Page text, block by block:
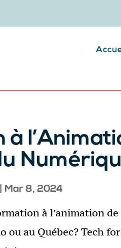
à
Mar 8, 2024
à l’animation
ou au Québec? Tech